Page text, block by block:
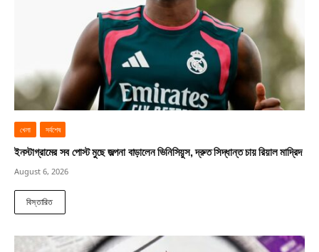
খেলা সর্বশেষ
ইনস্টাগ্রামের সব পোস্ট মুছে জল্পনা বাড়ালেন ভিনিসিয়ুস, দ্রুত সিদ্ধান্ত চায় রিয়াল মাদ্রিদ
August 6, 2026
বিস্তারিত